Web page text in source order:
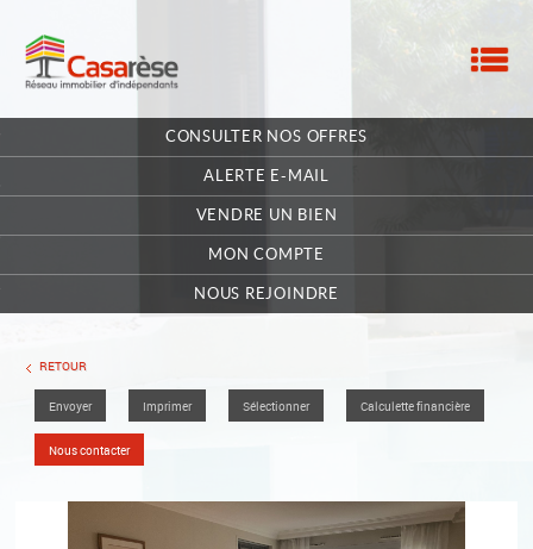
NOTRE RÉSEAU
MA SÉLECTION 0
POSTULEZ EN LIGNE
CONSULTER NOS OFFRES
ALERTE E-MAIL
VENDRE UN BIEN
MON COMPTE
NOUS REJOINDRE
RETOUR
Envoyer Imprimer Sélectionner Calculette financière
Nous contacter